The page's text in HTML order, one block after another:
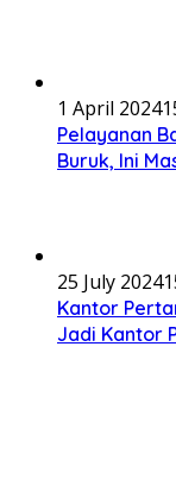
1 April 2024
Pelayanan
Buruk, Ini
25 July 2024
Kantor
Jadi Kantor